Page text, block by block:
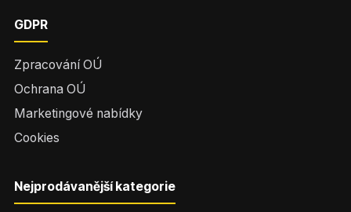
GDPR
Zpracování OÚ
Ochrana OÚ
Marketingové nabídky
Cookies
Nejprodávanější kategorie